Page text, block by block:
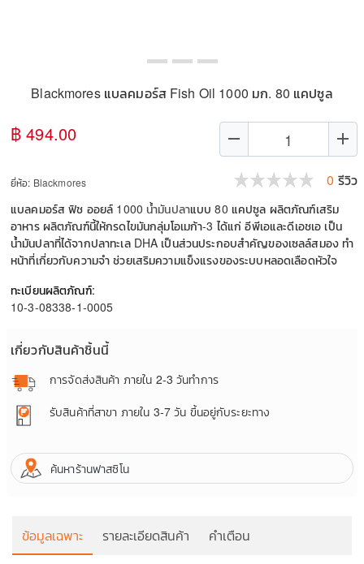
Blackmores แบลคมอร์ส Fish Oil 1000 มก. 80 แคปซูล
฿ 494.00 remove add
ยี่ห้อ: Blackmores 0 รีวิว
แบลคมอร์ส ฟิช ออยล์ 1000 น้ำมันปลาแบบ 80 แคปซูล ผลิตภัณฑ์เสริม
อาหาร ผลิตภัณฑ์นี้ให้กรดไขมันกลุ่มโอเมก้า-3 ได้แก่ อีพีเอและดีเอชเอ เป็น
น้ำมันปลาที่ได้จากปลาทะเล DHA เป็นส่วนประกอบสำคัญของเซลล์สมอง ทำ
หน้าที่เกี่ยวกับความจำ ช่วยเสริมความแข็งแรงของระบบหลอดเลือดหัวใจ
ทะเบียนผลิตภัณฑ์:
10-3-08338-1-0005
เกี่ยวกับสินค้าชิ้นนี้
การจัดส่งสินค้า ภายใน 2-3 วันทำการ
รับสินค้าที่สาขา ภายใน 3-7 วัน ขึ้นอยู่กับระยะทาง
ค้นหาร้านฟาสซิโน
ข้อมูลเฉพาะ รายละเอียดสินค้า คำเตือน